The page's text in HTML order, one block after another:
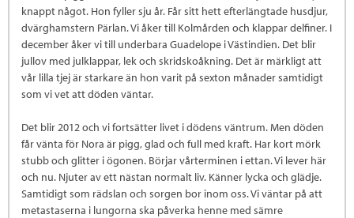
knappt något. Hon fyller sju år. Får sitt hett efterlängtade husdjur,
dvärghamstern Pärlan. Vi åker till Kolmården och klappar delfiner. I
december åker vi till underbara Guadelope i Västindien. Det blir
jullov med julklappar, lek och skridskoåkning. Det är märkligt att
vår lilla tjej är starkare än hon varit på sexton månader samtidigt
som vi vet att döden väntar.
Det blir 2012 och vi fortsätter livet i dödens väntrum. Men döden
får vänta för Nora är pigg, glad och full med kraft. Har kort mörk
stubb och glitter i ögonen. Börjar vårterminen i ettan. Vi lever här
och nu. Njuter av ett nästan normalt liv. Känner lycka och glädje.
Samtidigt som rädslan och sorgen bor inom oss. Vi väntar på att
metastaserna i lungorna ska påverka henne med sämre